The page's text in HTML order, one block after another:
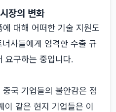
장의 변화
대해 어떠한 기술 지원도
사들에게 엄격한 수출 규
요구하는 중입니다.
국 기업들의 불안감은 점
같은 현지 기업들은 이